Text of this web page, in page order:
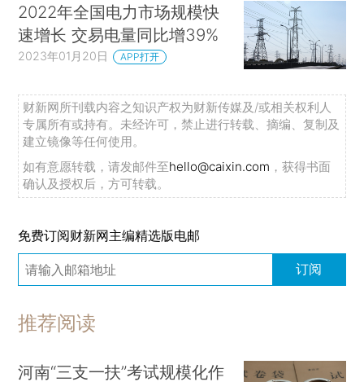
2022年全国电力市场规模快
速增长 交易电量同比增39%
2023年01月20日 APP打开
财新网所刊载内容之知识产权为财新传媒及/或相关权利人
专属所有或持有。未经许可，禁止进行转载、摘编、复制及
建立镜像等任何使用。
如有意愿转载，请发邮件至hello@caixin.com ，获得书面
确认及授权后，方可转载。
免费订阅财新网主编精选版电邮
订阅
推荐阅读
河南“三支一扶”考试规模化作